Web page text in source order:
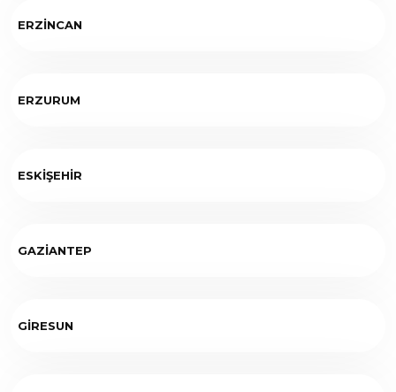
ERZİNCAN
ERZURUM
ESKİŞEHİR
GAZİANTEP
GİRESUN